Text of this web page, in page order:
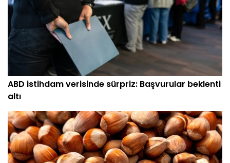
ABD istihdam verisinde sürpriz: Başvurular beklenti
altı